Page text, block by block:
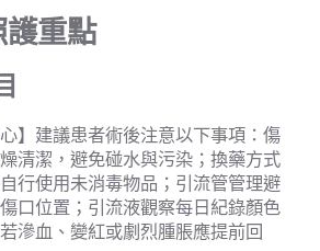
重點
心】建議患者術後注意以下事項：傷
清潔，避免碰水與污染；換藥方式
行使用未消毒物品；引流管管理避
口位置；引流液觀察每日紀錄顏色
滲血、變紅或劇烈腫脹應提前回